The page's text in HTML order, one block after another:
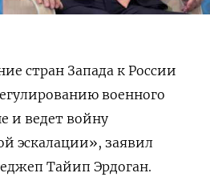
стран Запада к России
военного
и ведет войну
эскалации», заявил
Тайип Эрдоган.